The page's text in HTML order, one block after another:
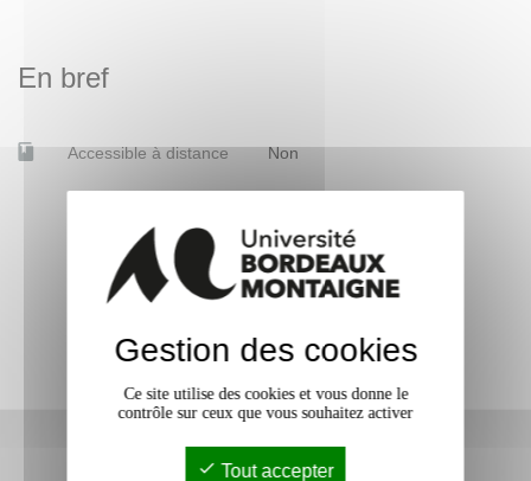
En bref
Accessible à distance Non
Gestion des cookies
Ce site utilise des cookies et vous donne le
contrôle sur ceux que vous souhaitez activer
Tout accepter